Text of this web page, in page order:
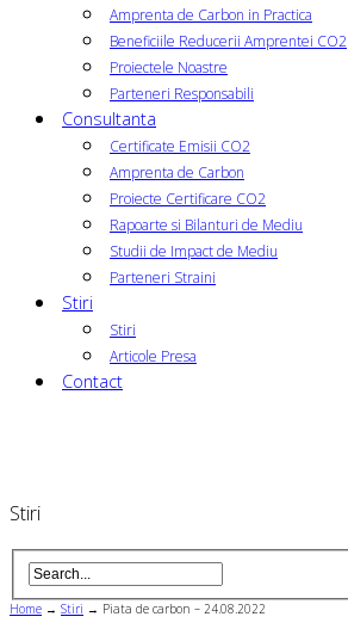
Amprenta de Carbon in Practica
Beneficiile Reducerii Amprentei CO2
Proiectele Noastre
Parteneri Responsabili
Consultanta
Certificate Emisii CO2
Amprenta de Carbon
Proiecte Certificare CO2
Rapoarte si Bilanturi de Mediu
Studii de Impact de Mediu
Parteneri Straini
Stiri
Stiri
Articole Presa
Contact
Stiri
Home → Stiri → Piata de carbon – 24.08.2022